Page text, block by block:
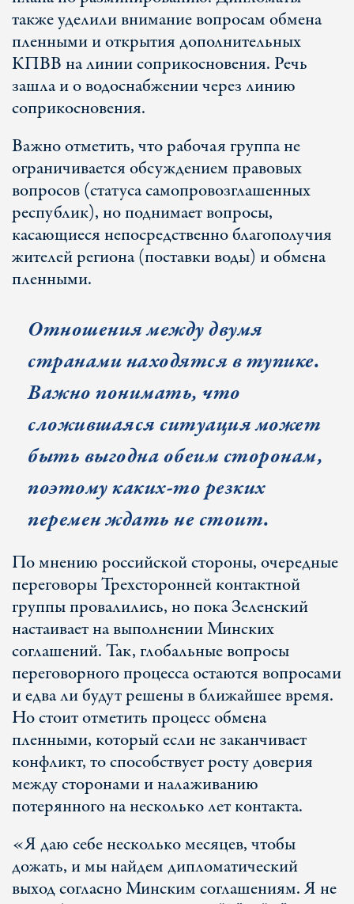
также уделили внимание вопросам обмена
пленными и открытия дополнительных
КПВВ на линии соприкосновения. Речь
зашла и о водоснабжении через линию
соприкосновения.
Важно отметить, что рабочая группа не
ограничивается обсуждением правовых
вопросов (статуса самопровозглашенных
республик), но поднимает вопросы,
касающиеся непосредственно благополучия
жителей региона (поставки воды) и обмена
пленными.
Отношения между двумя
странами находятся в тупике.
Важно понимать, что
сложившаяся ситуация может
быть выгодна обеим сторонам,
поэтому каких-то резких
перемен ждать не стоит.
По мнению российской стороны, очередные
переговоры Трехсторонней контактной
группы провалились, но пока Зеленский
настаивает на выполнении Минских
соглашений. Так, глобальные вопросы
переговорного процесса остаются вопросами
и едва ли будут решены в ближайшее время.
Но стоит отметить процесс обмена
пленными, который если не заканчивает
конфликт, то способствует росту доверия
между сторонами и налаживанию
потерянного на несколько лет контакта.
«Я даю себе несколько месяцев, чтобы
дожать, и мы найдем дипломатический
выход согласно Минским соглашениям. Я не